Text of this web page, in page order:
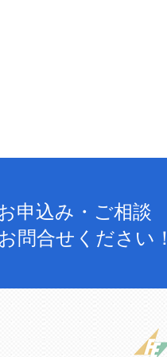
申込み・ご相談
問合せください！